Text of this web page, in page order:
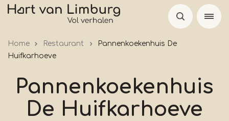
Skip
Home Restaurant
Pannenkoekenhuis De
Huifkarhoeve
Pannenkoekenhuis
De Huifkarhoeve